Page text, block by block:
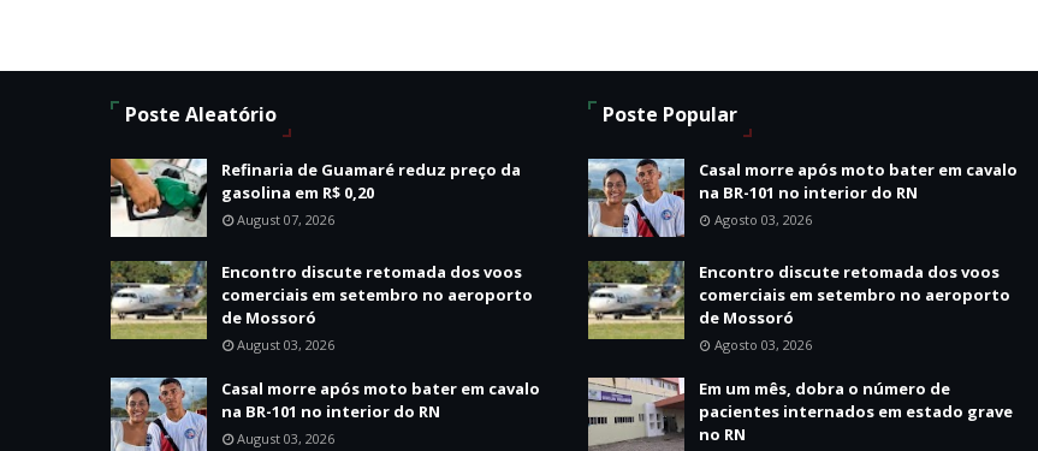
Poste Aleatório
Refinaria de Guamaré reduz preço da
gasolina em R$ 0,20
August 07, 2026
Encontro discute retomada dos voos
comerciais em setembro no aeroporto
de Mossoró
August 03, 2026
Casal morre após moto bater em cavalo
na BR-101 no interior do RN
August 03, 2026
Poste Popular
Casal morre após moto bater em cavalo
na BR-101 no interior do RN
Agosto 03, 2026
Encontro discute retomada dos voos
comerciais em setembro no aeroporto
de Mossoró
Agosto 03, 2026
Em um mês, dobra o número de
pacientes internados em estado grave
no RN